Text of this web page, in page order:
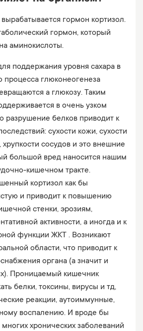
гормон кортизол.
гормон, который
аминокислоты.
поддержания уровня сахара в
глюконеогенеза
а глюкозу. Таким
в очень узком
разрушение белков приводит к
сухости кожи, сухости
хрупкости сосудов и это внешние
большой вред наносится нашим
кишечном тракте.
кортизол как бы
и приводит к повышению
стенки, эрозиям,
активности, а иногда и к
функции ЖКТ . Возникают
области, что приводит к
органа (а значит и
Проницаемый кишечник
белки, токсины, вирусы и тд,
реакции, аутоиммунные,
воспалению. И вроде бы
хронических заболеваний